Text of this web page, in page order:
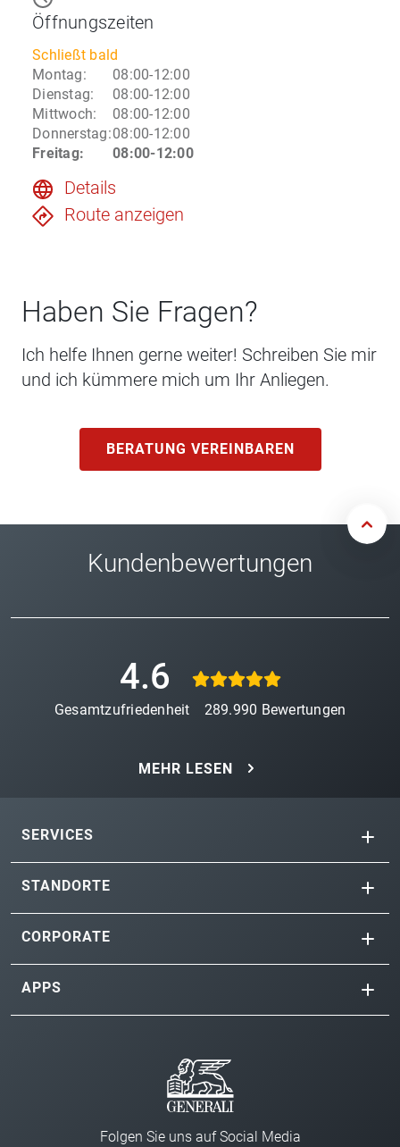
Öffnungszeiten
Schließt bald
Montag:
08:00-12:00
Dienstag:
08:00-12:00
Mittwoch:
08:00-12:00
Donnerstag:08:00-12:00
Freitag: 08:00-12:00
Details
Route anzeigen
Haben Sie Fragen?
Ich helfe Ihnen gerne weiter! Schreiben Sie mir
und ich kümmere mich um Ihr Anliegen.
BERATUNG VEREINBAREN
Kundenbewertungen
4.6
Gesamtzufriedenheit 289.990 Bewertungen
MEHR LESEN
SERVICES
STANDORTE
CORPORATE
APPS
Folgen Sie uns auf Social Media